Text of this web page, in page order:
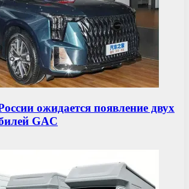
ожидается появление двух
GAC